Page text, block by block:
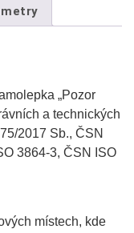
„Pozor
a technických
2017 Sb., ČSN
3864-3, ČSN ISO
místech, kde